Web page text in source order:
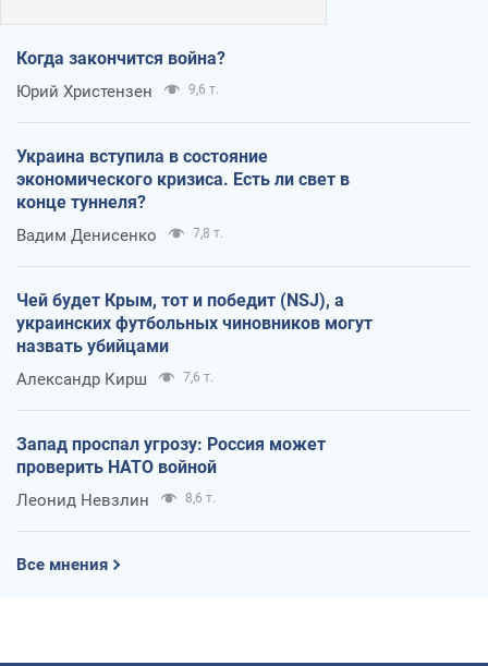
Когда закончится война?
Юрий Христензен 9,6 т.
Украина вступила в состояние
экономического кризиса. Есть ли свет в
конце туннеля?
Вадим Денисенко 7,8 т.
Чей будет Крым, тот и победит (NSJ), а
украинских футбольных чиновников могут
назвать убийцами
Александр Кирш 7,6 т.
Запад проспал угрозу: Россия может
проверить НАТО войной
Леонид Невзлин 8,6 т.
Все мнения